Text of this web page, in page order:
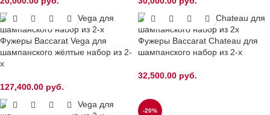
Фужеры Baccarat Vega для
шампанского жёлтые набор из 2-
х
127,400.00 руб.
Фужеры Baccarat Chateau для
шампанского набор из 2-х
32,500.00 руб.
-20%